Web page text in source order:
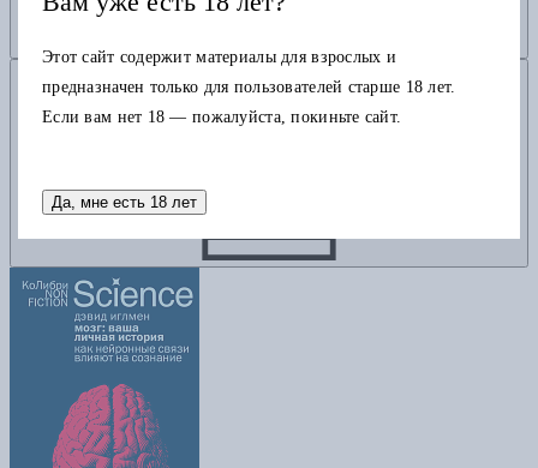
Добавить в корзину
Этот сайт содержит материалы для взрослых и
предназначен только для пользователей старше 18 лет.
Если вам нет 18 — пожалуйста, покиньте сайт.
Да, мне есть 18 лет